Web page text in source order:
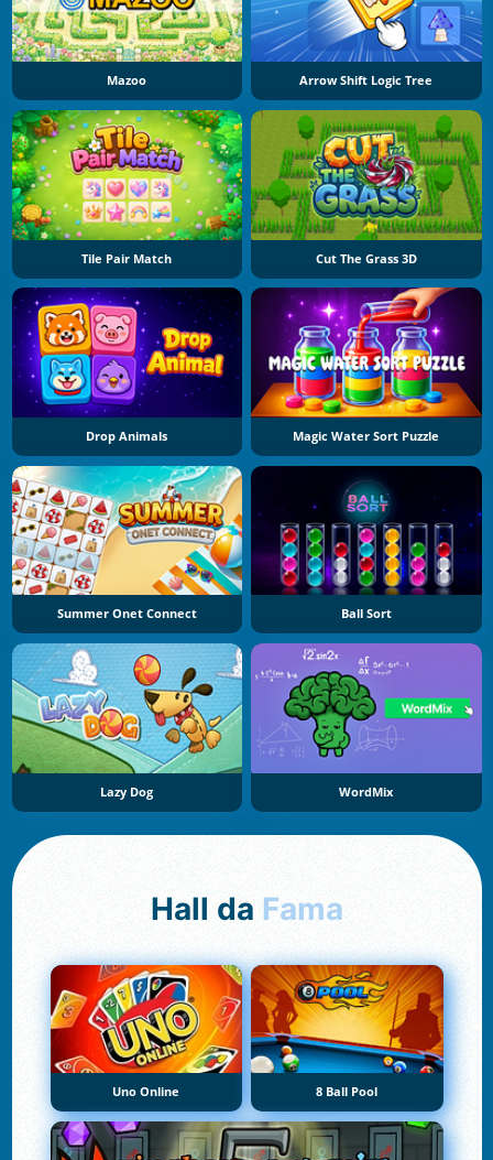
Mazoo Arrow Shift Logic Tree
Tile Pair Match Cut The Grass 3D
Drop Animals Magic Water Sort Puzzle
Summer Onet Connect Ball Sort
Lazy Dog WordMix
Hall da Fama
Uno Online 8 Ball Pool